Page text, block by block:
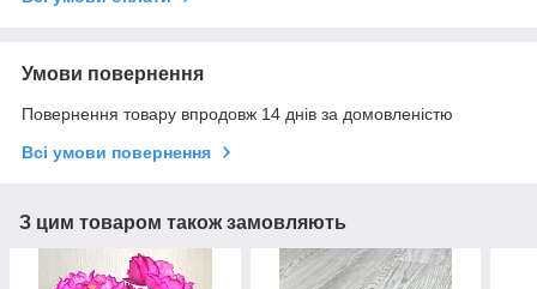
Умови повернення
Повернення товару впродовж 14 днів за домовленістю
Всі умови повернення
З цим товаром також замовляють